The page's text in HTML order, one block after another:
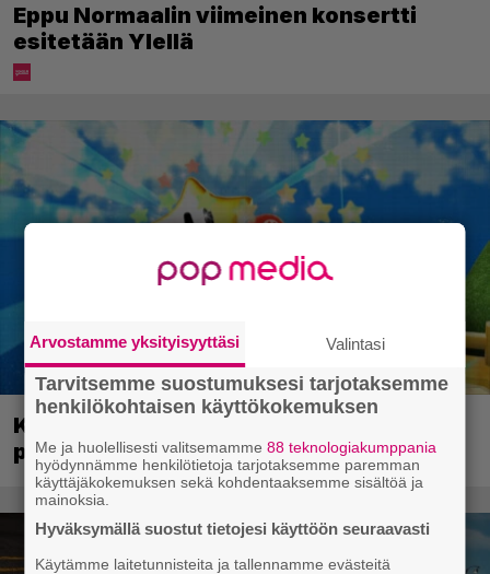
Eppu Normaalin viimeinen konsertti
esitetään Ylellä
Kerron nyt, miksi Super Mario Galaxy on
paras ja tärkein Mario-peli
Arvostamme yksityisyyttäsi Valintasi
Tarvitsemme suostumuksesi tarjotaksemme
henkilökohtaisen käyttökokemuksen
Me ja huolellisesti valitsemamme88 teknologiakumppania
hyödynnämme henkilötietoja tarjotaksemme paremman
käyttäjäkokemuksen sekä kohdentaaksemme sisältöä ja
mainoksia.
Hyväksymällä suostut tietojesi käyttöön seuraavasti
Käytämme laitetunnisteita ja tallennamme evästeitä